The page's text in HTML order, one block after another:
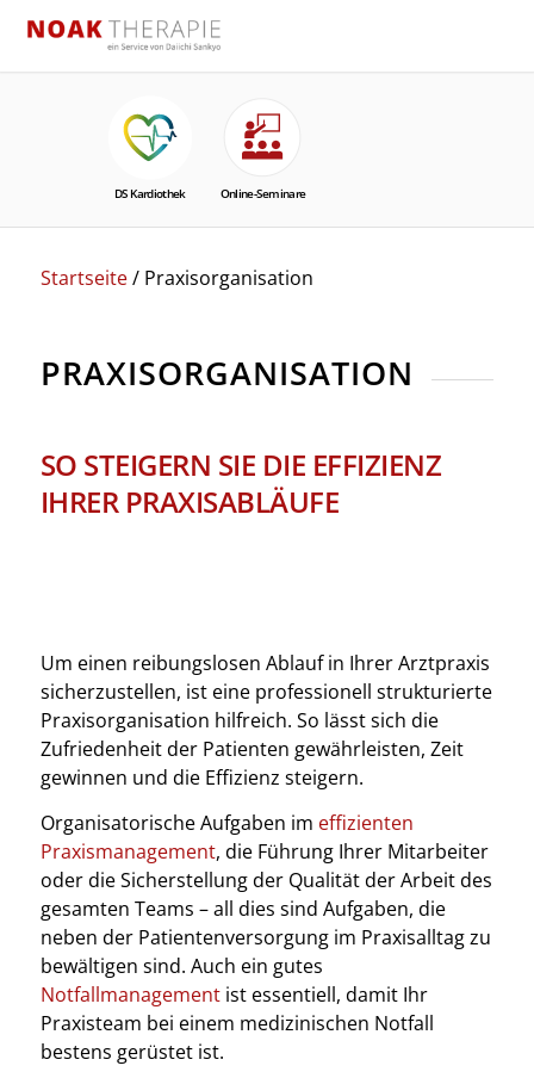
Startseite/ Praxisorganisation
PRAXISORGANISATION
SO STEIGERN SIE DIE EFFIZIENZ
IHRER PRAXISABLÄUFE
Um einen reibungslosen Ablauf in Ihrer Arztpraxis
sicherzustellen, ist eine professionell strukturierte
Praxisorganisation hilfreich. So lässt sich die
Zufriedenheit der Patienten gewährleisten, Zeit
gewinnen und die Effizienz steigern.
Organisatorische Aufgaben im effizienten
Praxismanagement, die Führung Ihrer Mitarbeiter
oder die Sicherstellung der Qualität der Arbeit des
gesamten Teams – all dies sind Aufgaben, die
neben der Patientenversorgung im Praxisalltag zu
bewältigen sind. Auch ein gutes
Notfallmanagementist essentiell, damit Ihr
Praxisteam bei einem medizinischen Notfall
bestens gerüstet ist.